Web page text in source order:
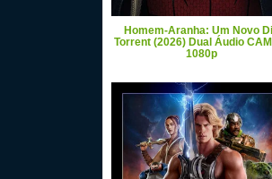
Homem-Aranha: Um Novo
Torrent (2026) Dual Áudio
1080p